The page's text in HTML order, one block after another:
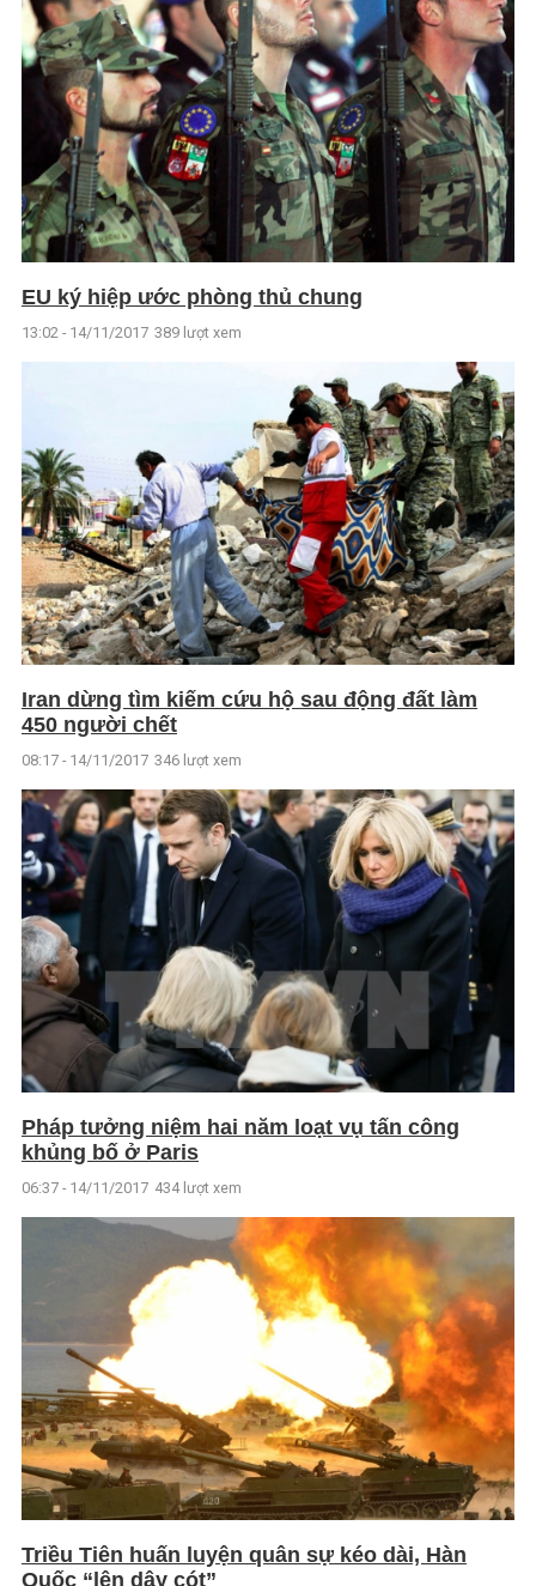
EU ký hiệp ước phòng thủ chung
13:02 - 14/11/2017 389 lượt xem
Iran dừng tìm kiếm cứu hộ sau động đất làm
450 người chết
08:17 - 14/11/2017 346 lượt xem
Pháp tưởng niệm hai năm loạt vụ tấn công
khủng bố ở Paris
06:37 - 14/11/2017 434 lượt xem
Triều Tiên huấn luyện quân sự kéo dài, Hàn
Quốc “lên dây cót”